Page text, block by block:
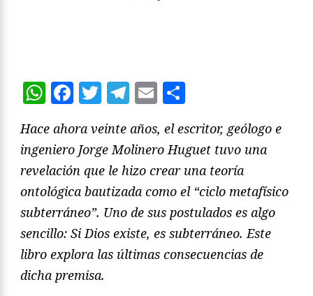
WhatsApp
Facebook
Twitter
Telegram
Email
Hace ahora veinte años, el escritor, geólogo e
ingeniero Jorge Molinero Huguet tuvo una
revelación que le hizo crear una teoría
ontológica bautizada como el “ciclo metafísico
subterráneo”. Uno de sus postulados es algo
sencillo: Si Dios existe, es subterráneo. Este
libro explora las últimas consecuencias de
dicha premisa.